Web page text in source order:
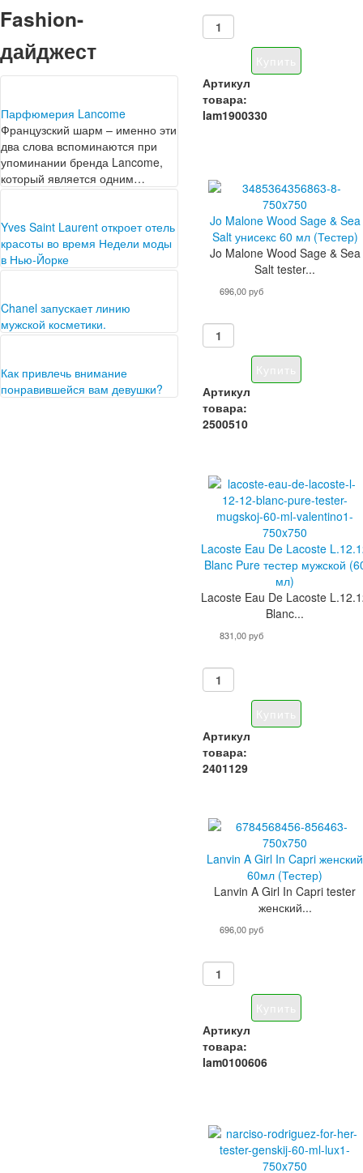
Fashion-
дайджест
Парфюмерия Lancome
Французский шарм – именно эти
два слова вспоминаются при
упоминании бренда Lancome,
который является одним…
Yves Saint Laurent откроет отель
красоты во время Недели моды
в Нью-Йорке
Yves Saint Laurent намерен
Неделе моды. Бренд намерен
открыть отель красоты в…
Chanel запускает линию
мужской косметики.
Первого сентября появится
ориентированная на мужчин.
Коллекция называется
Как привлечь внимание
понравившейся вам девушки?
Артикул
товара:
lam1900330
Jo Malone Wood Sage & Sea
Salt унисекс 60 мл (Тестер)
Jo Malone Wood Sage & Sea
Salt tester...
696,00 руб
Артикул
товара:
2500510
Lacoste Eau De Lacoste
Blanc Pure тестер мужской
мл)
Lacoste Eau De Lacoste
Blanc...
831,00 руб
Артикул
товара:
2401129
Lanvin A Girl In Capri женский
60мл (Тестер)
Lanvin A Girl In Capri tester
женский...
696,00 руб
Артикул
товара:
lam0100606